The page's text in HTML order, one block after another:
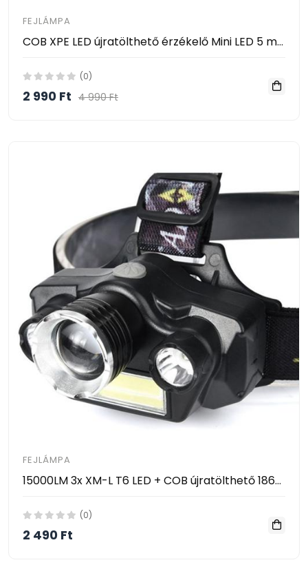
FEJLÁMPA
COB XPE LED újratölthető érzékelő Mini LED 5 módú testmozgás-érzékelő fejlámpa
(0)
2 990 Ft 4 990 Ft
FEJLÁMPA
15000LM 3x XM-L T6 LED + COB újratölthető 18650 Fejlámpa
(0)
2 490 Ft